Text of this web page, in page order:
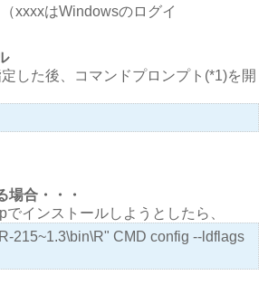
（xxxxはWindowsのログイ
定した後、コマンドプロンプト(*1)を開
合・・・
インストールしようとしたら、
215~1.3\bin\R" CMD config --ldflags